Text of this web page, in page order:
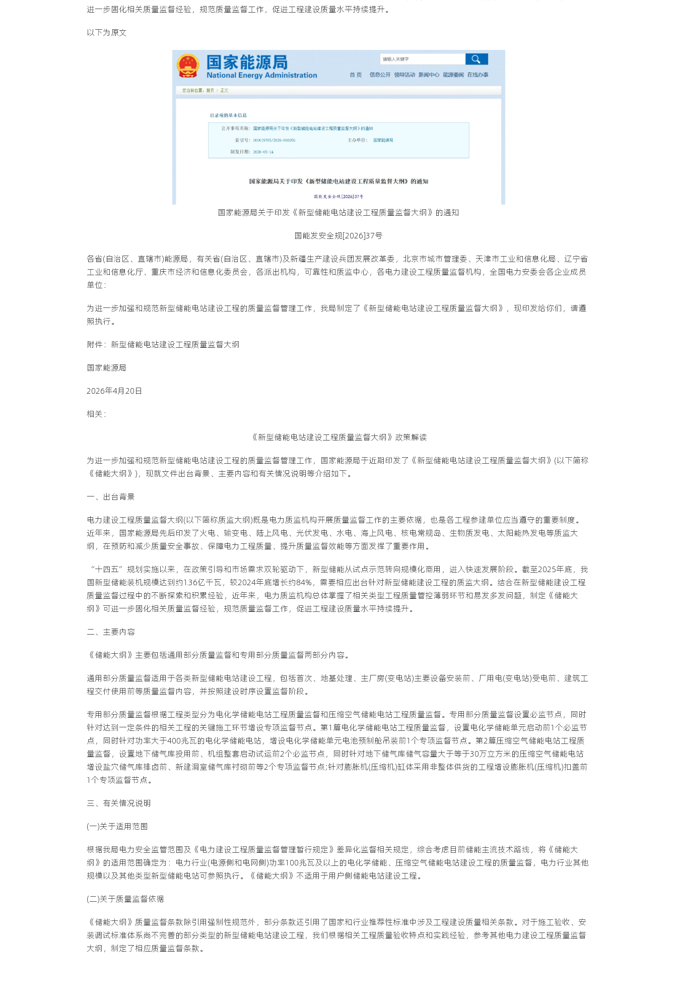
进一步固化相关质量监督经验，规范质量监督工作，促进工程建设质量水平持续提升。
以下为原文
国家能源局关于印发《新型储能电站建设工程质量监督大纲》的通知
国能发安全规[2026]37号
各省(自治区、直辖市)能源局，有关省(自治区、直辖市)及新疆生产建设兵团发展改革委，北京市城市管理委、天津市工业和信息化局、辽宁省
工业和信息化厅、重庆市经济和信息化委员会，各派出机构，可靠性和质监中心，各电力建设工程质量监督机构，全国电力安委会各企业成员
单位：
为进一步加强和规范新型储能电站建设工程的质量监督管理工作，我局制定了《新型储能电站建设工程质量监督大纲》，现印发给你们，请遵
照执行。
附件：新型储能电站建设工程质量监督大纲
国家能源局
2026年4月20日
相关：
《新型储能电站建设工程质量监督大纲》政策解读
为进一步加强和规范新型储能电站建设工程的质量监督管理工作，国家能源局于近期印发了《新型储能电站建设工程质量监督大纲》(以下简称
《储能大纲》)，现就文件出台背景、主要内容和有关情况说明等介绍如下。
一、出台背景
电力建设工程质量监督大纲(以下简称质监大纲)既是电力质监机构开展质量监督工作的主要依据，也是各工程参建单位应当遵守的重要制度。
近年来，国家能源局先后印发了火电、输变电、陆上风电、光伏发电、水电、海上风电、核电常规岛、生物质发电、太阳能热发电等质监大
纲，在预防和减少质量安全事故、保障电力工程质量、提升质量监督效能等方面发挥了重要作用。
“十四五”规划实施以来，在政策引导和市场需求双轮驱动下，新型储能从试点示范转向规模化商用，进入快速发展阶段。截至2025年底，我
国新型储能装机规模达到约1.36亿千瓦，较2024年底增长约84%，需要相应出台针对新型储能建设工程的质监大纲。结合在新型储能建设工程
质量监督过程中的不断探索和积累经验，近年来，电力质监机构总体掌握了相关类型工程质量管控薄弱环节和易发多发问题，制定《储能大
纲》可进一步固化相关质量监督经验，规范质量监督工作，促进工程建设质量水平持续提升。
二、主要内容
《储能大纲》主要包括通用部分质量监督和专用部分质量监督两部分内容。
通用部分质量监督适用于各类新型储能电站建设工程，包括首次、地基处理、主厂房(变电站)主要设备安装前、厂用电(变电站)受电前、建筑工
程交付使用前等质量监督内容，并按照建设时序设置监督阶段。
专用部分质量监督根据工程类型分为电化学储能电站工程质量监督和压缩空气储能电站工程质量监督。专用部分质量监督设置必监节点，同时
针对达到一定条件的相关工程的关键施工环节增设专项监督节点。第1篇电化学储能电站工程质量监督，设置电化学储能单元启动前1个必监节
点，同时针对功率大于400兆瓦的电化学储能电站，增设电化学储能单元电池预制舱吊装前1个专项监督节点。第2篇压缩空气储能电站工程质
量监督，设置地下储气库投用前、机组整套启动试运前2个必监节点，同时针对地下储气库储气容量大于等于30万立方米的压缩空气储能电站
增设盐穴储气库排卤前、新建洞室储气库衬砌前等2个专项监督节点;针对膨胀机(压缩机)缸体采用非整体供货的工程增设膨胀机(压缩机)扣盖前
1个专项监督节点。
三、有关情况说明
(一)关于适用范围
根据我局电力安全监管范围及《电力建设工程质量监督管理暂行规定》差异化监督相关规定，综合考虑目前储能主流技术路线，将《储能大
纲》的适用范围确定为：电力行业(电源侧和电网侧)功率100兆瓦及以上的电化学储能、压缩空气储能电站建设工程的质量监督，电力行业其他
规模以及其他类型新型储能电站可参照执行。《储能大纲》不适用于用户侧储能电站建设工程。
(二)关于质量监督依据
《储能大纲》质量监督条款除引用强制性规范外，部分条款还引用了国家和行业推荐性标准中涉及工程建设质量相关条款。对于施工验收、安
装调试标准体系尚不完善的部分类型的新型储能电站建设工程，我们根据相关工程质量验收特点和实践经验，参考其他电力建设工程质量监督
大纲，制定了相应质量监督条款。